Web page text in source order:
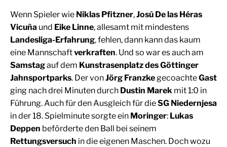
Wenn Spieler wie Niklas Pfitzner,Josú De las Héras
Vicuña und Eike Linne, allesamt mit mindestens
Landesliga-Erfahrung, fehlen, dann kann das kaum
eine Mannschaftverkraften. Und so war es auch am
Samstagauf dem Kunstrasenplatz des Göttinger
Jahnsportparks. Der vonJörg FranzkegecoachteGast
ging nach drei Minuten durch Dustin Marek mit 1:0 in
Führung. Auch für den Ausgleich für dieSG Niedernjesa
in der 18. Spielminute sorgte ein Moringer: Lukas
Deppen beförderte den Ball bei seinem
Rettungsversuch in die eigenen Maschen. Doch wozu